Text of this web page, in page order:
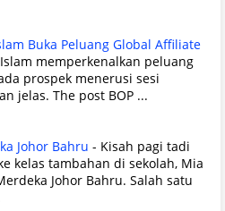
Buka Peluang Global Affiliate
memperkenalkan peluang
prospek menerusi sesi
jelas. The post BOP ...
Johor Bahru - Kisah pagi tadi
kelas tambahan di sekolah, Mia
Johor Bahru. Salah satu